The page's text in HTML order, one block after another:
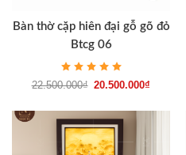
Chất liệu gỗ sồi nguyên
Bàn thờ gỗ sồi BTS 003được
100%, tuyển chọn kỹ lưỡng,
theo thời gian. Bề mặt sản
Bàn thờ cặp hiên đại gỗ gõ đỏ
Btcg 06
22.500.000₫ 20.500.000₫